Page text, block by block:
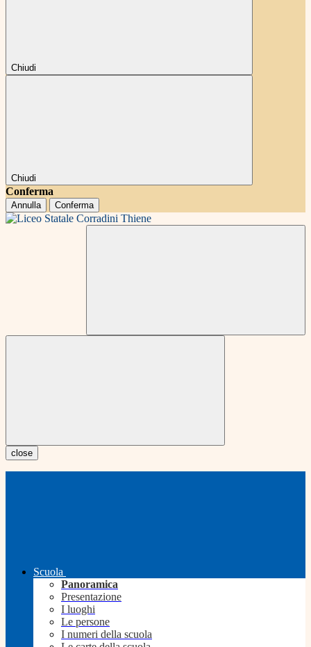
Chiudi
Chiudi
Conferma
Annulla Conferma
close
Scuola
Panoramica
Presentazione
I luoghi
Le persone
I numeri della scuola